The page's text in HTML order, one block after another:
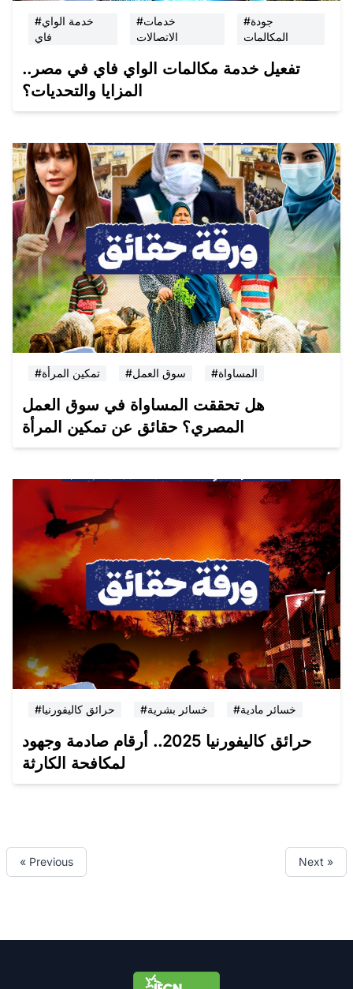
#خدمة الواي
فاي
#خدمات
الاتصالات
#جودة
المكالمات
تفعيل خدمة مكالمات الواي فاي في مصر..
المزايا والتحديات؟
#تمكين المرأة #سوق العمل #المساواة
هل تحققت المساواة في سوق العمل
المصري؟ حقائق عن تمكين المرأة
#حرائق كاليفورنيا #خسائر بشرية #خسائر مادية
حرائق كاليفورنيا 2025.. أرقام صادمة وجهود
لمكافحة الكارثة
« Previous Next »